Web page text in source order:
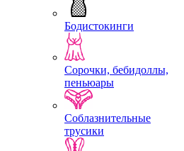
Бодистокинги
Сорочки, бебидоллы,
пеньюары
Соблазнительные
трусики